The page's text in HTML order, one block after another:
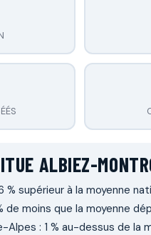
ALBIEZ-
% supérieur à la moyenne
de moins que la moyenne
Alpes : 1 % au-dessus de la